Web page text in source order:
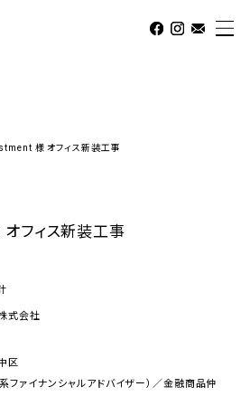
様 オフィス新装⼯事
フィス新装⼯事
式会社
区
系ファイナンシャルアドバイザー）／金融商品仲